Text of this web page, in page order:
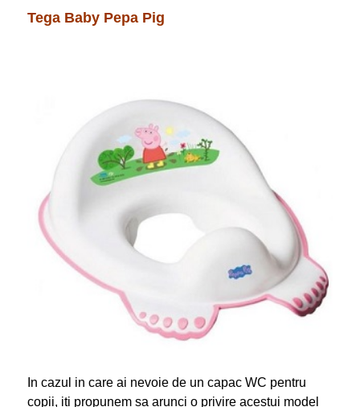
Tega Baby Pepa Pig
In cazul in care ai nevoie de un capac WC pentru
copii, iti propunem sa arunci o privire acestui model